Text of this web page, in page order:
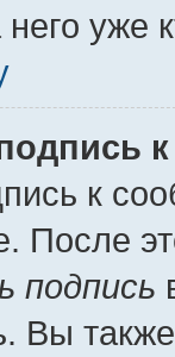
уже
к
После
подпись
Вы